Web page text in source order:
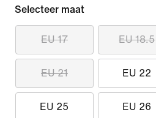
Selecteer maat
EU 17 EU 18.5
EU 21 EU 22
EU 25 EU 26